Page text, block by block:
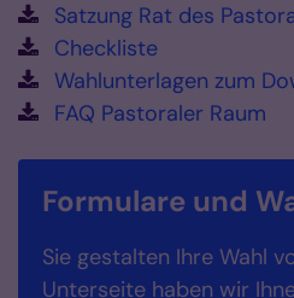
Satzung Rat des
Checkliste
Wahlunterlagen zum
FAQ Pastoraler Raum
Formulare und
Sie gestalten Ihre Wahl
Unterseite haben wir